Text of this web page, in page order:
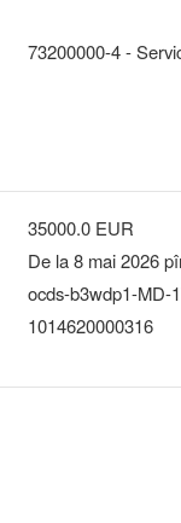
73200000-4 -
35000.0 EUR
De la 8 mai 2026
ocds-b3wdp1-MD-
1014620000316